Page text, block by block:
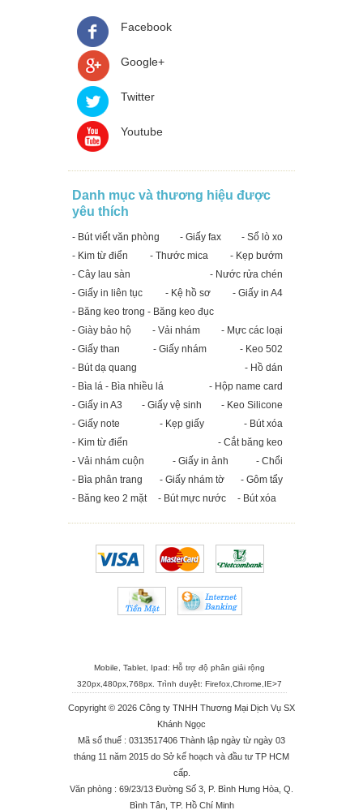
Facebook
Google+
Twitter
Youtube
Danh mục và thương hiệu được
yêu thích
- Bút viết văn phòng - Giấy fax
- Sổ lò xo
- Kim từ điển
- Thước mica
- Kẹp bướm
- Cây lau sàn
- Nước rửa chén
- Giấy in liên tục
- Kệ hồ sơ
- Giấy in A4
- Băng keo trong - Băng keo đục
- Giày bảo hộ
- Vải nhám
- Mực các loại
- Giấy than
- Giấy nhám
- Keo 502
- Bút dạ quang
- Hồ dán
- Bìa lá - Bìa nhiều lá
- Hộp name card
- Giấy in A3
- Giấy vệ sinh
- Keo Silicone
- Giấy note
- Kẹp giấy
- Bút xóa
- Kim từ điển
- Cắt băng keo
- Vải nhám cuộn
- Giấy in ảnh
- Chổi
- Bìa phân trang
- Giấy nhám tờ
- Gôm tẩy
- Băng keo 2 mặt
- Bút mực nước - Bút xóa
Mobile, Tablet, Ipad: Hỗ trợ độ phân giải rộng
320px,480px,768px. Trình duyệt: Firefox,Chrome,IE>7
Copyright © 2026 Công ty TNHH Thương Mại Dịch Vụ SX
Khánh Ngọc
Mã số thuế : 0313517406 Thành lập ngày từ ngày 03
tháng 11 năm 2015 do Sở kế hoạch và đầu tư TP HCM
cấp.
Văn phòng : 69/23/13 Đường Số 3, P. Bình Hưng Hòa, Q.
Bình Tân, TP. Hồ Chí Minh